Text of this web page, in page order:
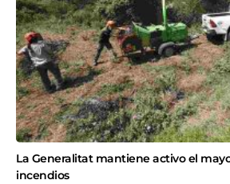
La Generalitat mantiene activo el
incendios